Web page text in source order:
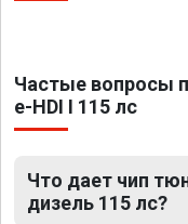
Частые вопросы
e-HDI I 115 лс
Что дает чип
дизель 115 лс?